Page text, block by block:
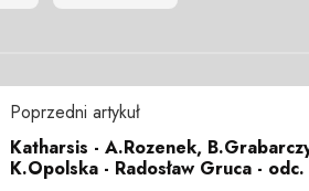
Poprzedni artykuł
Katharsis - A.Rozenek,
K.Opolska - Radosław Gruca -